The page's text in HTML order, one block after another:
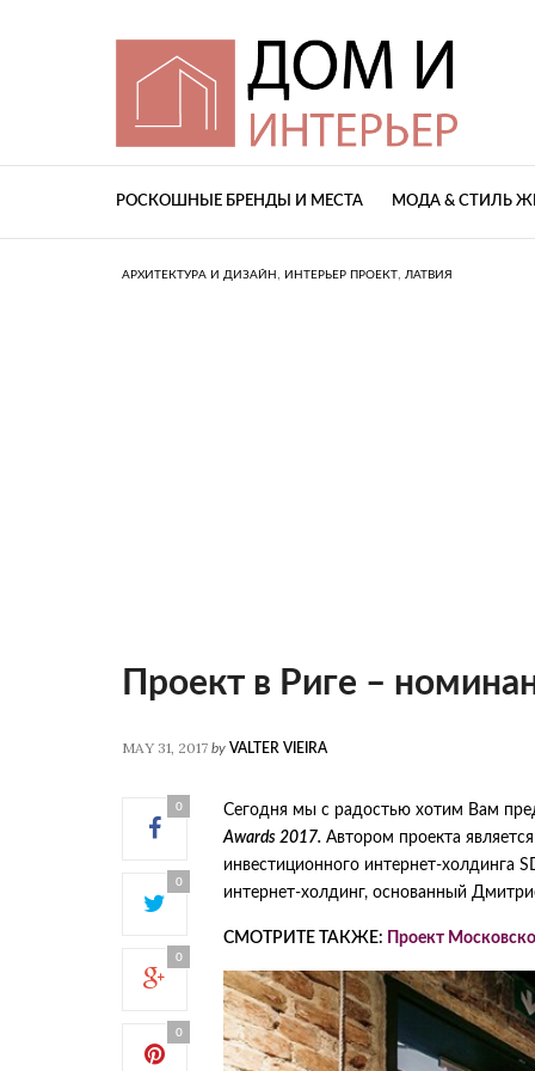
РОСКОШНЫЕ БРЕНДЫ И МЕСТА МОДА & СТИЛЬ
АРХИТЕКТУРА И ДИЗАЙН , ИНТЕРЬЕР ПРОЕКТ, ЛАТВИЯ
Проект в Риге –
MAY 31, 2017 by VALTER VIEIRA
0
0
0
0
Сегодня мы с радостью хотим Вам
Awards 2017. Автором проекта
инвестиционного интернет-холдинга
интернет-холдинг, основанный
СМОТРИТЕ ТАКЖЕ: Проект